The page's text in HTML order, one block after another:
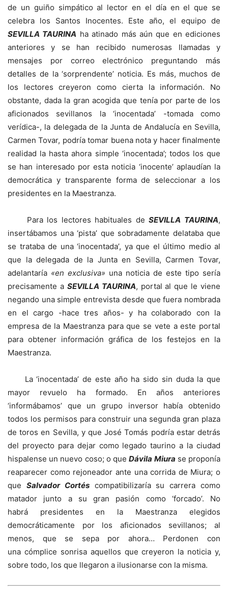
de un guiño simpático al lector en el día en el que se
celebra los Santos Inocentes. Este año, el equipo de
SEVILLA TAURINA ha atinado más aún que en ediciones
anteriores y se han recibido numerosas llamadas y
mensajes por correo electrónico preguntando más
detalles de la ‘sorprendente’ noticia. Es más, muchos de
los lectores creyeron como cierta la información. No
obstante, dada la gran acogida que tenía por parte de los
aficionados sevillanos la ‘inocentada’ -tomada como
verídica-, la delegada de la Junta de Andalucía en Sevilla,
Carmen Tovar, podría tomar buena nota y hacer finalmente
realidad la hasta ahora simple ‘inocentada’; todos los que
se han interesado por esta noticia ‘inocente’ aplaudían la
democrática y transparente forma de seleccionar a los
presidentes en la Maestranza.
Para los lectores habituales deSEVILLA TAURINA,
insertábamos una ‘pista’ que sobradamente delataba que
se trataba de una ‘inocentada’, ya que el último medio al
que la delegada de la Junta en Sevilla, Carmen Tovar,
adelantaría «en exclusiva» una noticia de este tipo sería
precisamente a SEVILLA TAURINA, portal al que le viene
negando una simple entrevista desde que fuera nombrada
en el cargo -hace tres años- y ha colaborado con la
empresa de la Maestranza para que se vete a este portal
para obtener información gráfica de los festejos en la
Maestranza.
La ‘inocentada’ de este año ha sido sin duda la que
mayor revuelo ha formado. En años anteriores
‘informábamos’ que un grupo inversor había obtenido
todos los permisos para construir una segunda gran plaza
de toros en Sevilla, y que José Tomás podría estar detrás
del proyecto para dejar como legado taurino a la ciudad
hispalense un nuevo coso; o queDávila Miura se proponía
reaparecer como rejoneador ante una corrida de Miura; o
que Salvador Cortéscompatibilizaría su carrera como
matador junto a su gran pasión como ‘forcado’. No
habrá presidentes en la Maestranza elegidos
democráticamente por los aficionados sevillanos; al
menos, que se sepa por ahora… Perdonen con
una cómplice sonrisa aquellos que creyeron la noticia y,
sobre todo, los que llegaron a ilusionarse con la misma.